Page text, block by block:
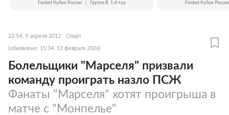
Fonbet Кубок России Группа B. 1-й тур Fonbet Кубок России
22:54, 9 апреля 2012 Спорт
(обновлено: 15:34, 13 февраля 2026)
Болельщики "Марселя" призвали
команду проиграть назло ПСЖ
Фанаты "Марселя" хотят проигрыша в
матче с "Монпелье"